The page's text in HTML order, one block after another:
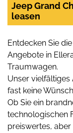
Jeep Grand
leasen
Entdecken Sie
Angebote in
Traumwagen.
Unser
fast keine
Ob Sie ein
technologischen
preiswertes,